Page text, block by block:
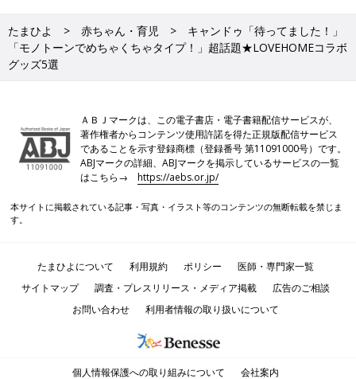
たまひよ 赤ちゃん・育児
キャンドゥ「待ってました！」
「モノトーンでめちゃくちゃタイプ！」超話題★LOVEHOMEコラボ
グッズ5選
ＡＢＪマークは、この電子書店・電子書籍配信サービスが、
著作権者からコンテンツ使用許諾を得た正規版配信サービス
であることを示す登録商標（登録番号 第11091000号）です。
ABJマークの詳細、ABJマークを掲示しているサービスの一覧
はこちら→https://aebs.or.jp/
本サイトに掲載されている記事・写真・イラスト等のコンテンツの無断転載を禁じま
す。
たまひよについて 利用規約 ポリシー
医師・専門家一覧
サイトマップ
調査・プレスリリース・メディア掲載
広告のご相談
お問い合わせ
利用者情報の取り扱いについて
個人情報保護への取り組みについて 会社案内